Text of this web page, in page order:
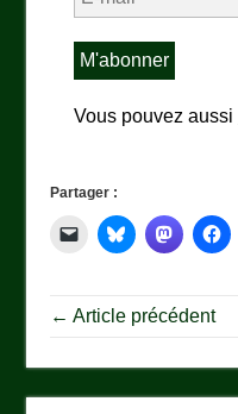
Vous pouvez aussi
Partager :
← Article précédent